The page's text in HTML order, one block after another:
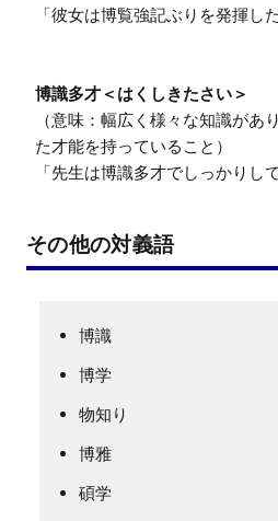
「彼女は博覧強記ぶりを発揮した
博識多才＜はくしきたさい＞
（意味：幅広く様々な知識があ
た才能を持っていること）
「先生は博識多才でしっかりし
その他の対義語
博識
博学
物知り
博雅
碩学